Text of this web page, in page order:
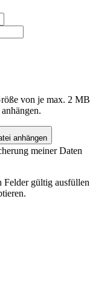
von je max. 2 MB
anhängen
meiner Daten
Felder gültig ausfüllen